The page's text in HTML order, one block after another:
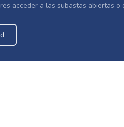
acceder a las subastas abiertas o